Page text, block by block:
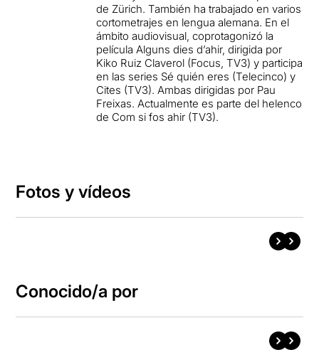
de Zürich. También ha trabajado en varios
cortometrajes en lengua alemana. En el
ámbito audiovisual, coprotagonizó la
película Alguns dies d’ahir, dirigida por
Kiko Ruiz Claverol (Focus, TV3) y participa
en las series Sé quién eres (Telecinco) y
Cites (TV3). Ambas dirigidas por Pau
Freixas. Actualmente es parte del helenco
de Com si fos ahir (TV3).
Fotos y vídeos
Conocido/a por